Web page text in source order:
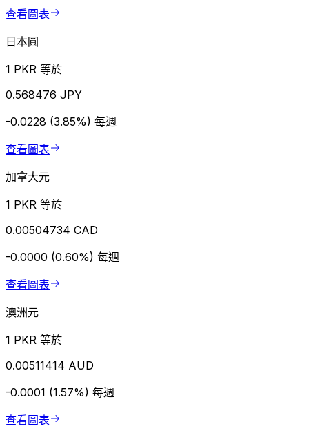
查看圖表
日本圓
1 PKR 等於
0.568476 JPY
-0.0228 (3.85%) 每週
查看圖表
加拿大元
1 PKR 等於
0.00504734 CAD
-0.0000 (0.60%) 每週
查看圖表
澳洲元
1 PKR 等於
0.00511414 AUD
-0.0001 (1.57%) 每週
查看圖表